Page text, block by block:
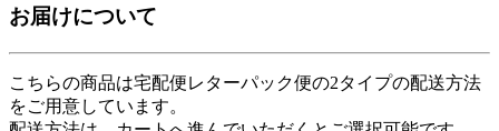
お届けについて
こちらの商品は宅配便レターパック便の2タイプの配送方法
をご用意しています。